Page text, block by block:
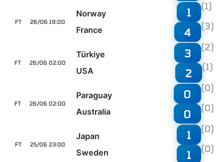
26/06 19:00
FT
Norway
France
1 (1)
4 (3)
26/06 02:00
FT
Türkiye
USA
3 (2)
2 (1)
26/06 02:00
FT
Paraguay
Australia
0 (0)
0 (0)
25/06 23:00
FT
Japan
Sweden
1 (0)
1 (0)